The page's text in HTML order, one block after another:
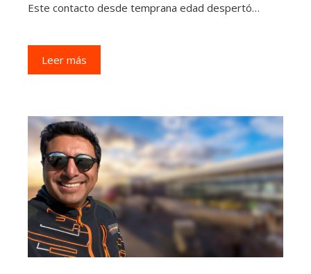
Este contacto desde temprana edad despertó…
Leer más